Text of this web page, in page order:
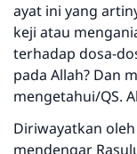
ayat ini yang
keji atau
terhadap dosa-
pada Allah? Dan
mengetahui/QS.
Diriwayatkan
mendengar